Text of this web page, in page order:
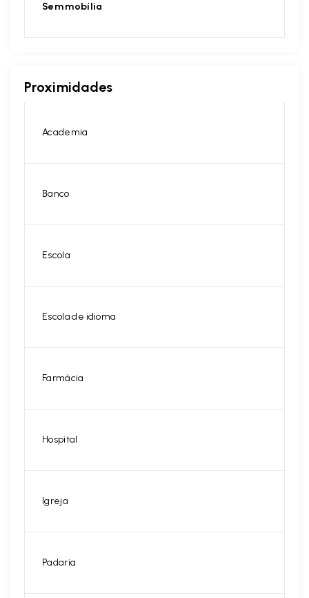
Sem mobília
Proximidades
Academia
Banco
Escola
Escola de idioma
Farmácia
Hospital
Igreja
Padaria